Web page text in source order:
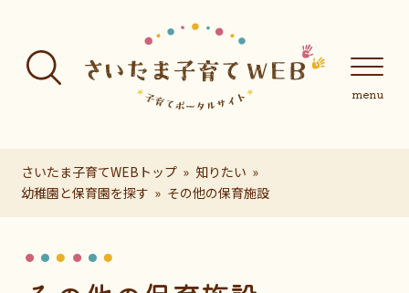
さいたま子育てWEBトップ
知りたい
幼稚園と保育園を探す
その他の保育施設